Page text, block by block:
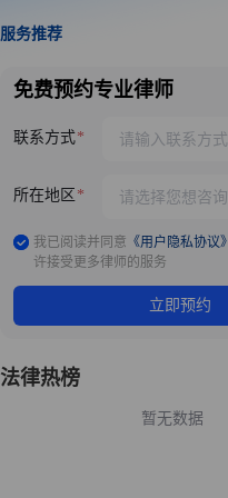
服务推荐
免费预约专业律师
联系方式
所在地区
我已阅读并同意 《用户隐私协议》
许接受更多律师的服务
立即预约
法律热榜
暂无数据